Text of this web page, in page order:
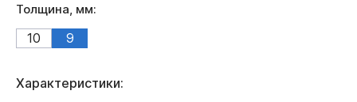
Толщина, мм:
10 9
Характеристики: